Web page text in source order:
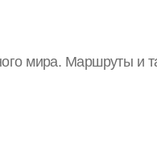
мира. Маршруты и